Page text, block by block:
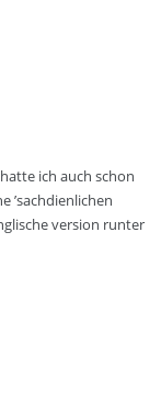
ich auch schon
’sachdienlichen
version runter